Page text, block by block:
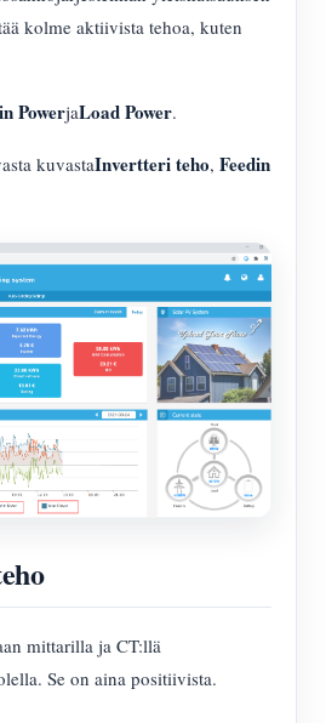
kolme aktiivista tehoa, kuten
PowerjaLoad Power.
kuvastaInvertteri teho, Feedin
mittarilla ja CT:llä
Se on aina positiivista.